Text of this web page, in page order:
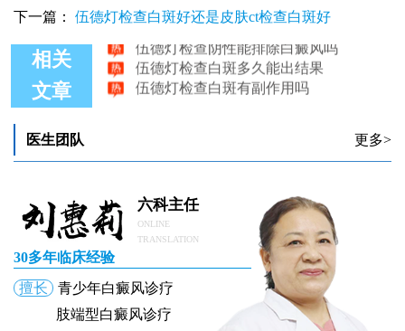
下一篇： 伍德灯检查白斑好还是皮肤ct检查白斑好
相关
文章
白斑不是很明显，伍德灯检查到底准不准？
伍德灯检查白斑多久能出结果
伍德灯检查白斑有副作用吗
医生团队 更多>
六科主任
ONLINE
TRANSLATION
30多年临床经验
擅长
青少年白癜风诊疗
肢端型白癜风诊疗